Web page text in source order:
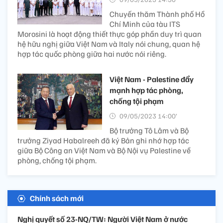
Chuyến thăm Thành phố Hồ
Chí Minh của tàu ITS
Morosini là hoạt động thiết thực góp phần duy trì quan
hệ hữu nghị giữa Việt Nam và Italy nói chung, quan hệ
hợp tác quốc phòng giữa hai nước nói riêng.
Việt Nam - Palestine đẩy
mạnh hợp tác phòng,
chống tội phạm
09/05/2023 14:00’
Bộ trưởng Tô Lâm và Bộ
trưởng Ziyad Habalreeh đã ký Bản ghi nhớ hợp tác
giữa Bộ Công an Việt Nam và Bộ Nội vụ Palestine về
phòng, chống tội phạm.
Chính sách mới
Nghị quyết số 23-NQ/TW: Người Việt Nam ở nước